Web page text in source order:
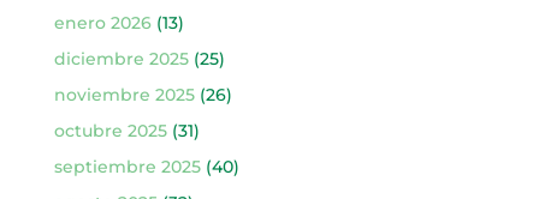
enero 2026(13)
diciembre 2025(25)
noviembre 2025(26)
octubre 2025(31)
septiembre 2025(40)